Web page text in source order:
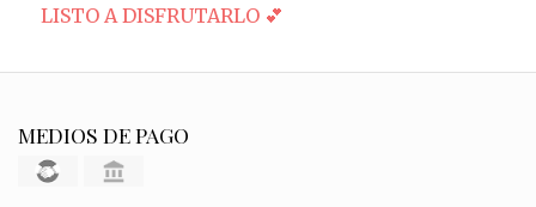
LISTO A DISFRUTARLO 💕
MEDIOS DE PAGO